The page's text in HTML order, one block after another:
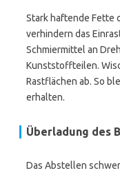
Stark haftende Fette
verhindern das
Schmiermittel an
Kunststoffteilen.
Rastflächen ab. So
erhalten.
Überladung des
Das Abstellen